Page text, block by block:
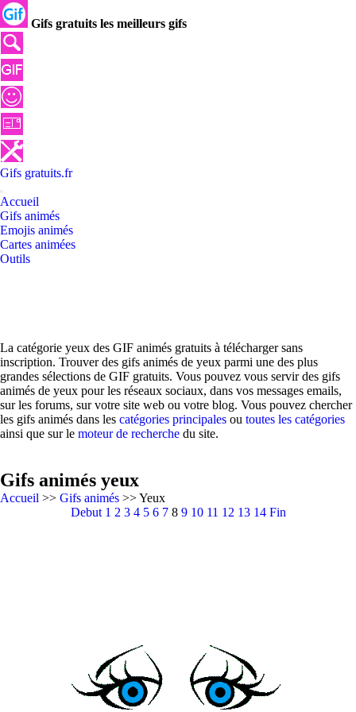
Gifs gratuits les meilleurs gifs
Gifs gratuits.fr
Accueil
Gifs animés
Emojis animés
Cartes animées
Outils
La catégorie yeux des GIF animés gratuits à télécharger sans
inscription. Trouver des gifs animés de yeux parmi une des plus
grandes sélections de GIF gratuits. Vous pouvez vous servir des gifs
animés de yeux pour les réseaux sociaux, dans vos messages emails,
sur les forums, sur votre site web ou votre blog. Vous pouvez chercher
les gifs animés dans les catégories principales ou toutes les catégories
ainsi que sur le moteur de recherche du site.
Gifs animés yeux
Accueil >> Gifs animés >> Yeux
Debut 1 2 3 4 5 6 7 8 9 10 11 12 13 14 Fin